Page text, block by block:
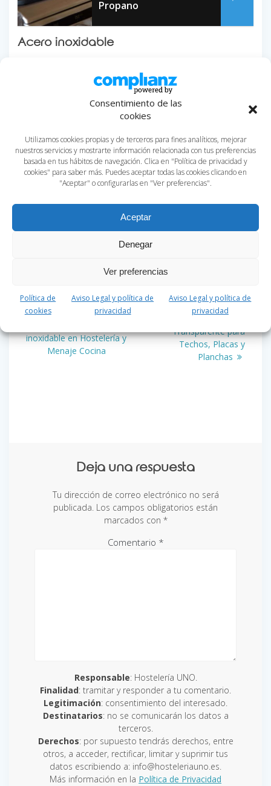
Consentimiento de las
cookies
Utilizamos cookies propias y de terceros para fines analíticos, mejorar
nuestros servicios y mostrarte información relacionada con tus preferencias
basada en tus hábitos de navegación. Clica en "Política de privacidad y
cookies" para saber más. Puedes aceptar todas las cookies clicando en
"Aceptar" o configurarlas en "Ver preferencias".
Aceptar
Denegar
Ver preferencias
Política de
cookies
Aviso Legal y política de
privacidad
Aviso Legal y política de
privacidad
Propano
Acero inoxidable
, así el resultado sobre los alimentos suele ser de
menor calidad gastronómica. El aspecto positivo de este
material es que no se oxida.
cada material presenta sus ventajas. Si necesitas ayuda o
asesoramiento para laplancha de cocina más adecuada
para tu negocio de hostelería, no dudes en
preguntarnos.
(Votos:1Promedio:5)
Navegación
de
entradas
anterior:
inoxidable en Hostelería y
Menaje Cocina
Siguiente
entrada:
Policarbonato
Transparente para
Techos, Placas y
Planchas
Deja una respuesta
Tu dirección de correo electrónico no será
publicada. Los campos obligatorios están
marcados con *
Comentario *
Responsable: Hostelería UNO.
Finalidad: tramitar y responder a tu comentario.
Legitimación: consentimiento del interesado.
Destinatarios: no se comunicarán los datos a
terceros.
Derechos: por supuesto tendrás derechos, entre
otros, a acceder, rectificar, limitar y suprimir tus
datos escribiendo a: info@hosteleriauno.es.
Más información en la Política de Privacidad